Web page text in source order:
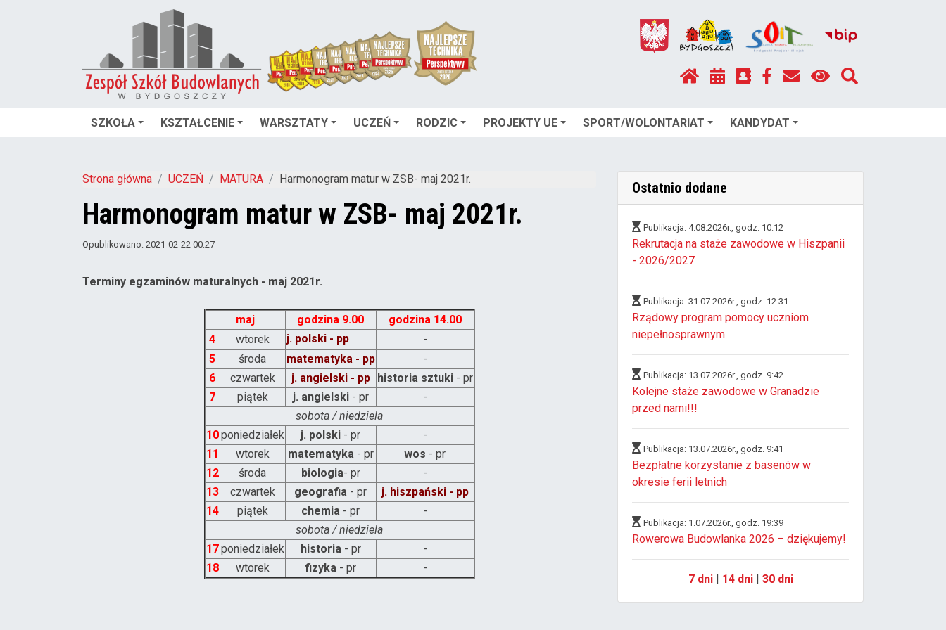
SZKOŁA KSZTAŁCENIE WARSZTATY UCZEŃ RODZIC PROJEKTY UE SPORT/WOLONTARIAT KANDYDAT
Strona główna UCZEŃ MATURA Harmonogram matur w ZSB- maj 2021r.
Harmonogram matur w ZSB- maj 2021r.
Opublikowano: 2021-02-22 00:27
Terminy egzaminów maturalnych - maj 2021r.
maj godzina 9.00
godzina 14.00
4
wtorek j. polski - pp
-
5
środa matematyka - pp
-
6
czwartek j. angielski - pp historia sztuki- pr
7
piątek j. angielski- pr
-
sobota / niedziela
10poniedziałek j. polski - pr
-
11
wtorek matematyka - pr wos - pr
12
środa biologia- pr
-
13
czwartek geografia - pr
j. hiszpański - pp
14
piątek chemia - pr
-
sobota / niedziela
17poniedziałek historia - pr
-
18
wtorek fizyka - pr -
Ostatnio dodane
Publikacja: 4.08.2026r., godz. 10:12
Rekrutacja na staże zawodowe w Hiszpanii
- 2026/2027
Publikacja: 31.07.2026r., godz. 12:31
Rządowy program pomocy uczniom
niepełnosprawnym
Publikacja: 13.07.2026r., godz. 9:42
Kolejne staże zawodowe w Granadzie
przed nami!!!
Publikacja: 13.07.2026r., godz. 9:41
Bezpłatne korzystanie z basenów w
okresie ferii letnich
Publikacja: 1.07.2026r., godz. 19:39
Rowerowa Budowlanka 2026 – dziękujemy!
7 dni| 14 dni| 30 dni